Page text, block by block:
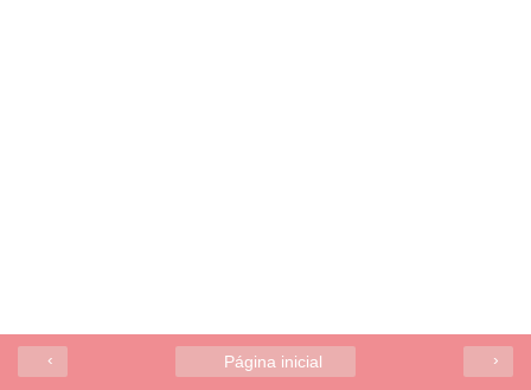
‹ ›
Página inicial